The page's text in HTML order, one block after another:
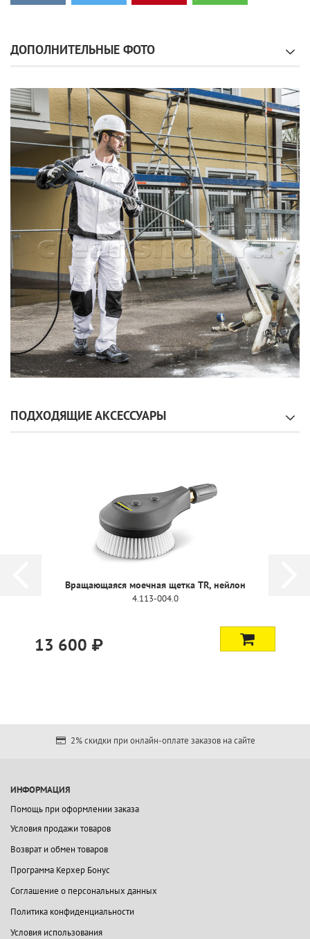
ДОПОЛНИТЕЛЬНЫЕ ФОТО
ПОДХОДЯЩИЕ АКСЕССУАРЫ
Вращающаяся моечная щетка TR, нейлон
4.113-004.0
13 600 ₽
2% скидки при онлайн-оплате заказов на сайте
ИНФОРМАЦИЯ
Помощь при оформлении заказа
Условия продажи товаров
Возврат и обмен товаров
Программа Керхер Бонус
Соглашение о персональных данных
Политика конфиденциальности
Условия использования